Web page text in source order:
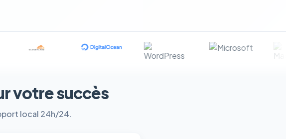
votre succès
local 24h/24.